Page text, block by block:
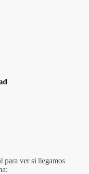
para ver si llegamos